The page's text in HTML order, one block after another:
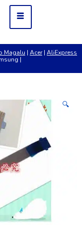
Magalu | Acer|AliExpress
|
🔍